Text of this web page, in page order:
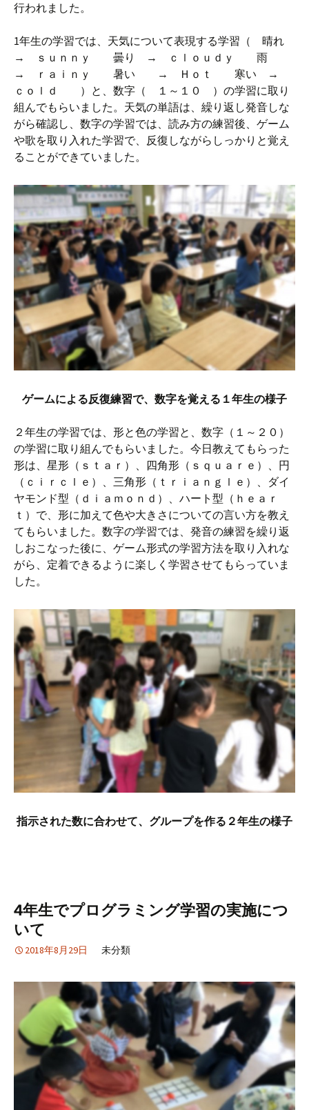
行われました。
1年生の学習では、天気について表現する学習（ 晴れ
→ ｓｕｎｎｙ 曇り → ｃｌｏｕｄｙ 雨
→ ｒａｉｎｙ 暑い → Ｈｏｔ 寒い →
ｃｏｌｄ ）と、数字（ １～１０ ）の学習に取り
組んでもらいました。天気の単語は、繰り返し発音しな
がら確認し、数字の学習では、読み方の練習後、ゲーム
や歌を取り入れた学習で、反復しながらしっかりと覚え
ることができていました。
ゲームによる反復練習で、数字を覚える１年生の様子
２年生の学習では、形と色の学習と、数字（１～２０）
の学習に取り組んでもらいました。今日教えてもらった
形は、星形（ｓｔａｒ）、四角形（ｓｑｕａｒｅ）、円
（ｃｉｒｃｌｅ）、三角形（ｔｒｉａｎｇｌｅ）、ダイ
ヤモンド型（ｄｉａｍｏｎｄ）、ハート型（ｈｅａｒ
ｔ）で、形に加えて色や大きさについての言い方を教え
てもらいました。数字の学習では、発音の練習を繰り返
しおこなった後に、ゲーム形式の学習方法を取り入れな
がら、定着できるように楽しく学習させてもらっていま
した。
指示された数に合わせて、グループを作る２年生の様子
4年生でプログラミング学習の実施につ
いて
2018年8月29日 未分類